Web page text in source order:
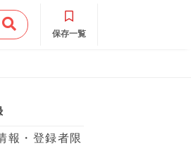
保存一覧
報・登録者限